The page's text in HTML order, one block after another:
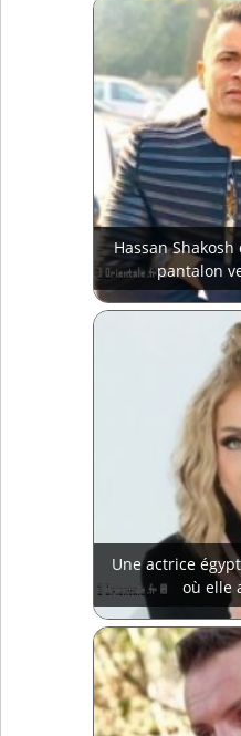
Hassan
pantalon
Une actrice
où elle